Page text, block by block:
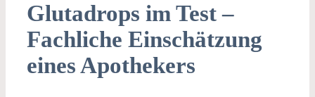
Glutadrops im Test –
Fachliche Einschätzung
eines Apothekers